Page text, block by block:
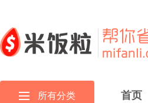
所有分类 首页